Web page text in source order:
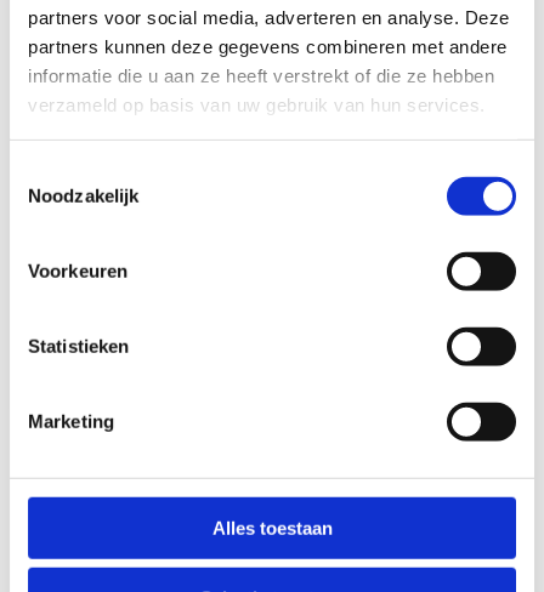
partners voor social media, adverteren en analyse. Deze
partners kunnen deze gegevens combineren met andere
informatie die u aan ze heeft verstrekt of die ze hebben
verzameld op basis van uw gebruik van hun services.
Noodzakelijk
Voorkeuren
Statistieken
Marketing
Alles toestaan
FMT FMT Koelbox
Op voorraad*
FMT FMT Koelbox
1